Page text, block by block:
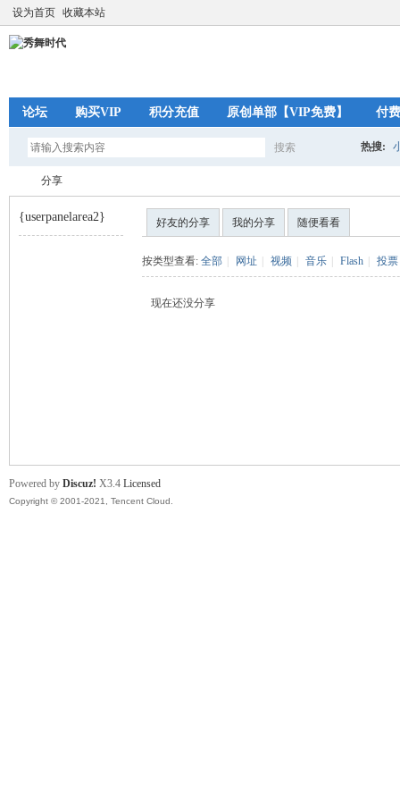
设为首页 收藏本站
论坛 购买VIP 积分充值 原创单部【VIP免费】 付
搜索 热搜:
分享
{userpanelarea2} 好友的分享 我的分享 随便看看
按类型查看: 全部 网址 视频 音乐 Flash 投票
现在还没分享
Powered by Discuz! X3.4 Licensed
Copyright © 2001-2021, Tencent Cloud.